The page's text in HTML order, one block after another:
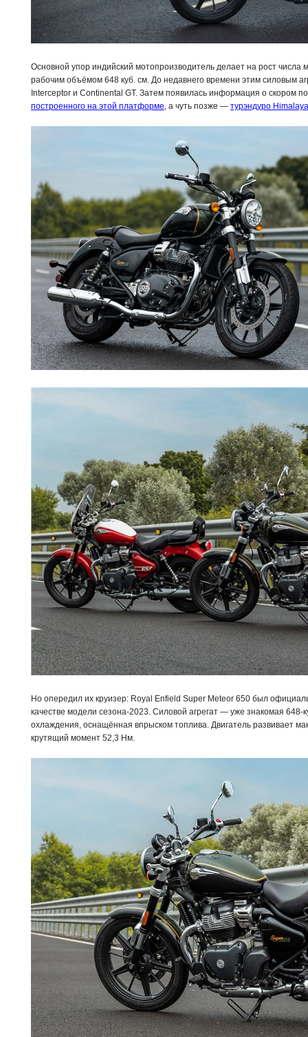
Основной упор индийский мотопроизводитель делает на рост
рабочим объёмом 648 куб. см. До недавнего времени этим силовым
Interceptor и Continental GT. Затем появилась информация о скором
построенного на этой платформе, а чуть позже — турэндуро
Но опередил их круизер: Royal Enfield Super Meteor 650 был
качестве модели сезона-2023. Силовой агрегат — уже знакомая 648-
охлаждения, оснащённая впрыском топлива. Двигатель развивает
крутящий момент 52,3 Нм.